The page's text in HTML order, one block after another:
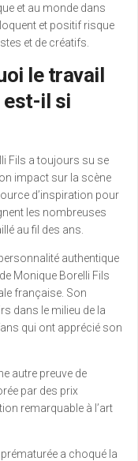
et au monde dans
et positif risque
et de créatifs.
le travail
est-il si
Fils a toujours su se
impact sur la scène
d’inspiration pour
les nombreuses
au fil des ans.
authentique
Monique Borelli Fils
française. Son
dans le milieu de la
qui ont apprécié son
autre preuve de
par des prix
remarquable à l’art
a choqué la